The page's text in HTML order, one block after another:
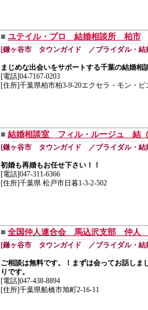
■ ユテイル・プロ 結婚相談所 柏市
[鎌ヶ谷市 タウンガイド ／ブライダル・結
まじめな出会いをサポートする千葉の結婚相
[電話]04-7167-0203
[住所]千葉県柏市柏3-9-20エクセラ・モン・ピ
■ 結婚相談室 フィル・ルージュ 結
[鎌ヶ谷市 タウンガイド ／ブライダル・結
初婚も再婚もお任せ下さい！！
[電話]047-311-6366
[住所]千葉県 松戸市日暮1-3-2-502
■ 全国仲人連合会 馬込沢支部 仲人
[鎌ヶ谷市 タウンガイド ／ブライダル・結
ご相談は無料です。！まずは会ってお話しま
りです。
[電話]047-438-8894
[住所]千葉県船橋市旭町2-16-11